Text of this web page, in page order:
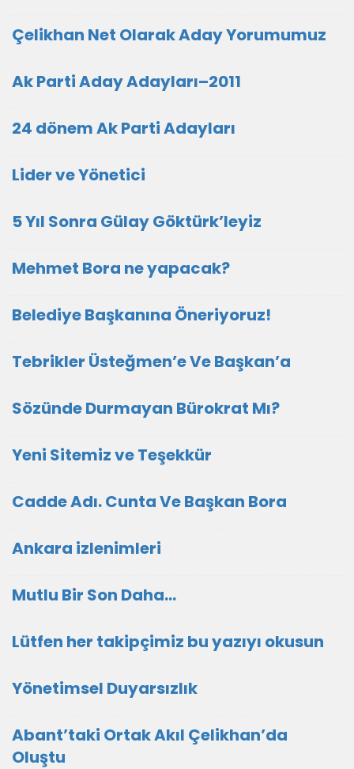
Çelikhan Net Olarak Aday Yorumumuz
Ak Parti Aday Adayları–2011
24 dönem Ak Parti Adayları
Lider ve Yönetici
5 Yıl Sonra Gülay Göktürk’leyiz
Mehmet Bora ne yapacak?
Belediye Başkanına Öneriyoruz!
Tebrikler Üsteğmen’e Ve Başkan’a
Sözünde Durmayan Bürokrat Mı?
Yeni Sitemiz ve Teşekkür
Cadde Adı. Cunta Ve Başkan Bora
Ankara izlenimleri
Mutlu Bir Son Daha…
Lütfen her takipçimiz bu yazıyı okusun
Yönetimsel Duyarsızlık
Abant’taki Ortak Akıl Çelikhan’da
Oluştu